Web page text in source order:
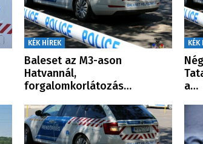
KÉK HÍREK
Baleset az M3-ason
Hatvannál,
forgalomkorlátozás…
KÉK
a…